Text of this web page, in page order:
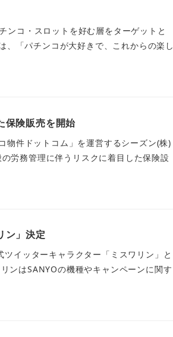
ンコ・スロットを好む層をターゲットと
、「パチンコが大好きで、これからの楽し
保険販売を開始
物件ドットコム」を運営するシーズン(株)
労務管理に伴うリスクに着目した保険設
ン」決定
イッターキャラクター「ミスワリン」と
ンはSANYOの機種やキャンペーンに関す